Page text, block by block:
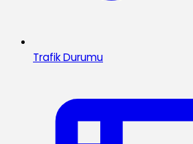
Trafik Durumu